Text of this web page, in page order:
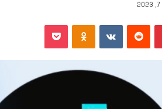
بينتيريست ‏VKontakte